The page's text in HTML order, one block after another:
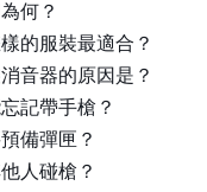
何？
的服裝最適合？
音器的原因是？
記帶手槍？
備彈匣？
人碰槍？